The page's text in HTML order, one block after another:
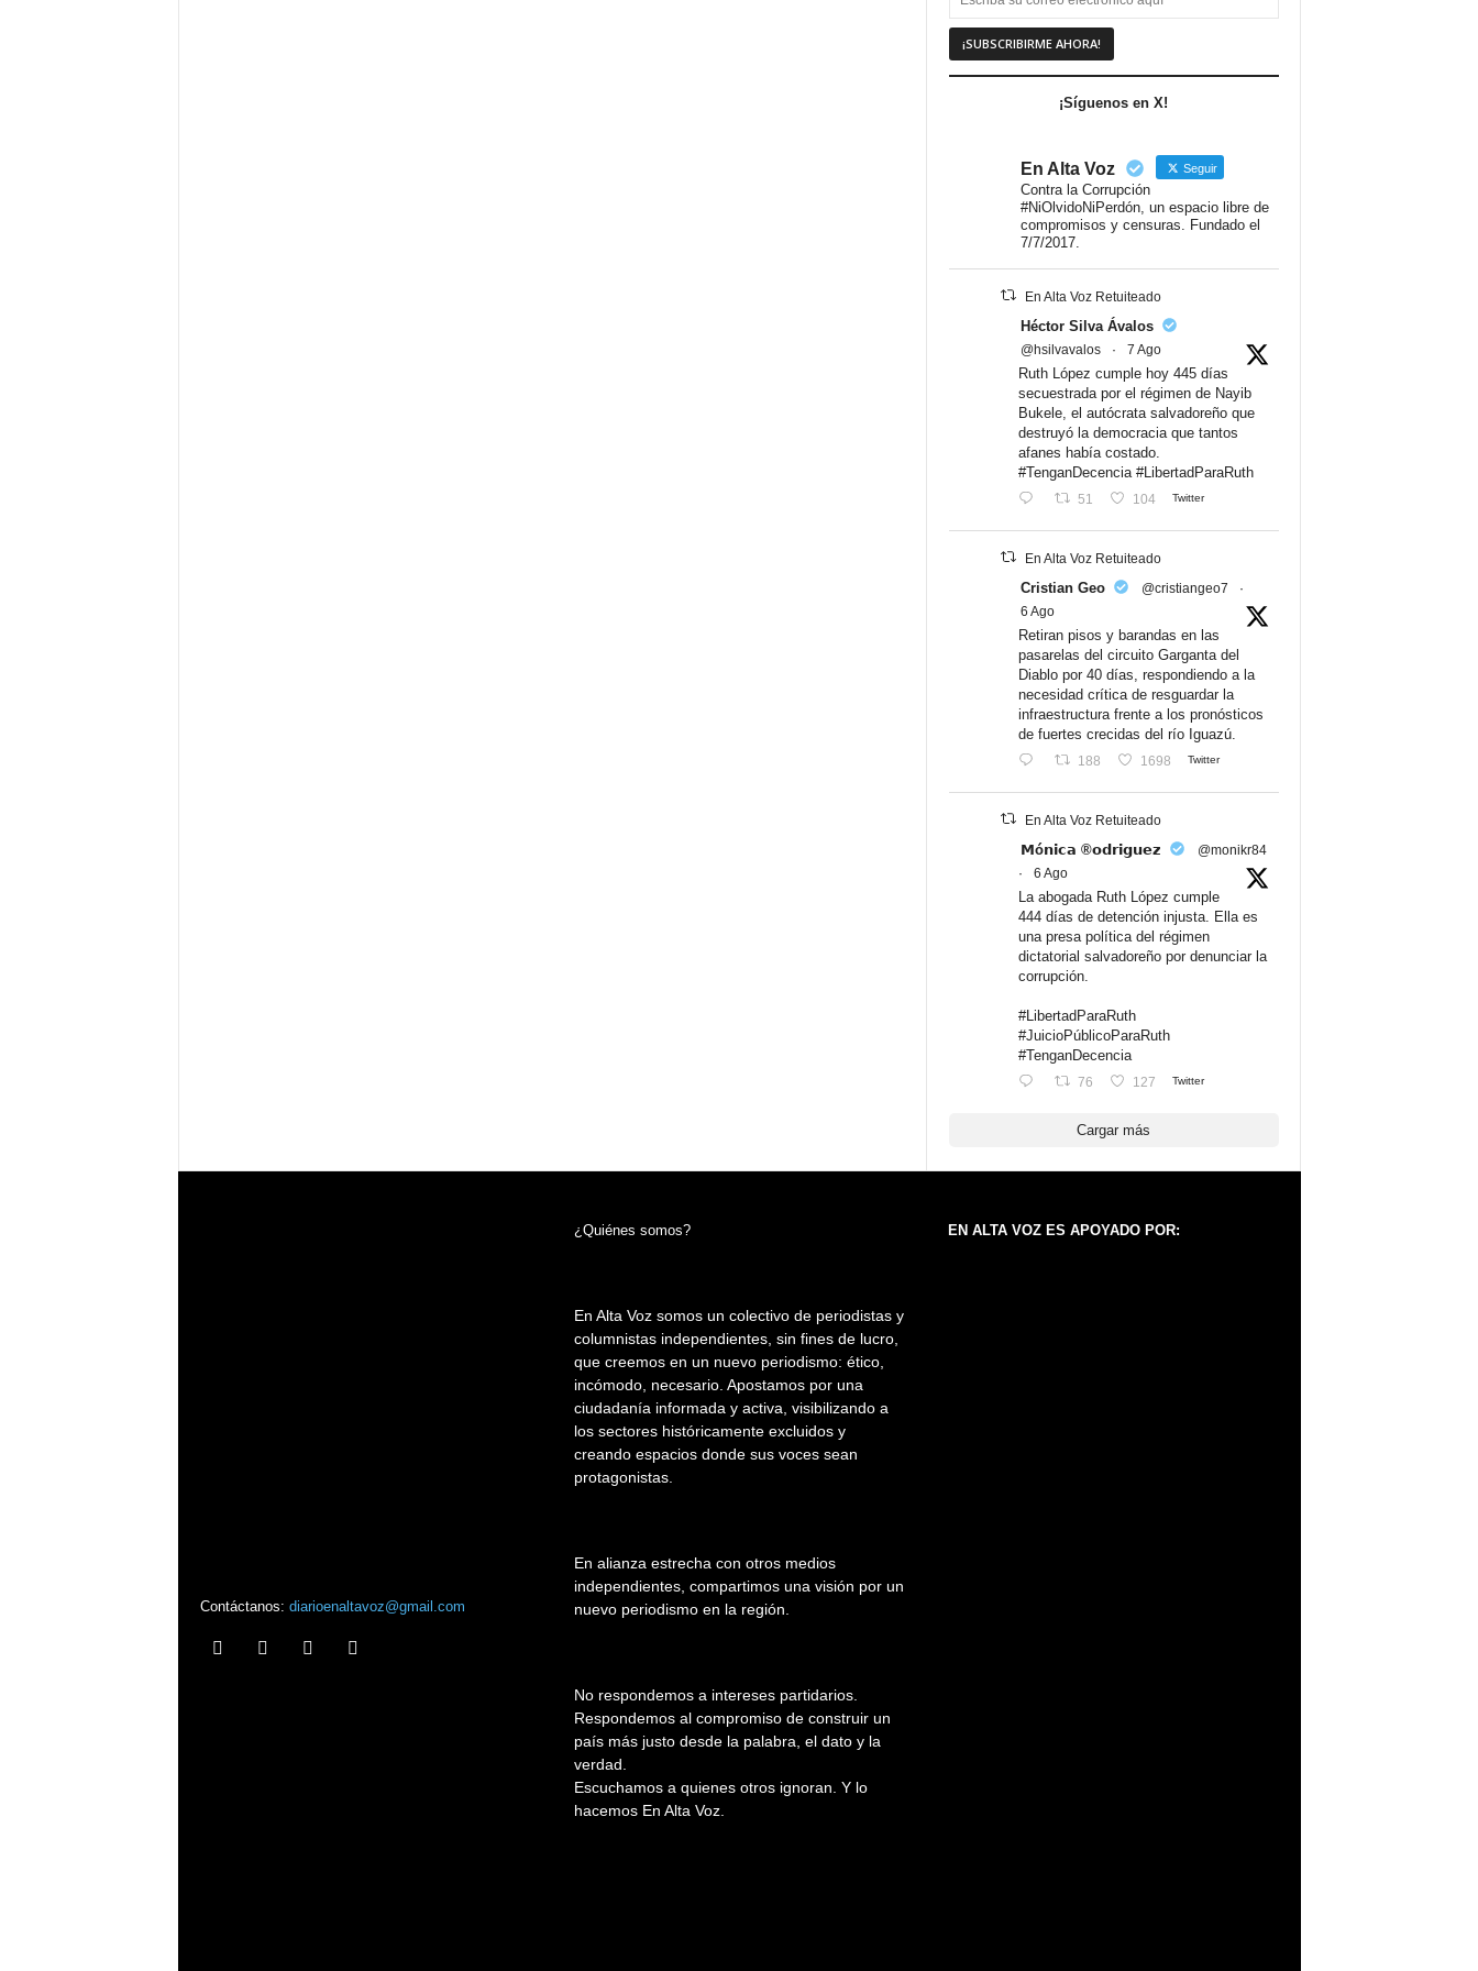
¡Síguenos en X!
En Alta Voz Seguir
Contra la Corrupción
#NiOlvidoNiPerdón, un espacio libre de
compromisos y censuras. Fundado el
7/7/2017.
En Alta Voz Retuiteado
Héctor Silva Ávalos
@hsilvavalos · 7 Ago
Ruth López cumple hoy 445 días
secuestrada por el régimen de Nayib
Bukele, el autócrata salvadoreño que
destruyó la democracia que tantos
afanes había costado.
#TenganDecencia #LibertadParaRuth
51 104 Twitter
En Alta Voz Retuiteado
Cristian Geo @cristiangeo7
·
6 Ago
Retiran pisos y barandas en las
pasarelas del circuito Garganta del
Diablo por 40 días, respondiendo a la
necesidad crítica de resguardar la
infraestructura frente a los pronósticos
de fuertes crecidas del río Iguazú.
188 1698 Twitter
En Alta Voz Retuiteado
𝗠ó𝗻𝗶𝗰𝗮 ®𝗼𝗱𝗿𝗶𝗴𝘂𝗲𝘇
@monikr84
·
6 Ago
La abogada Ruth López cumple
444 días de detención injusta. Ella es
una presa política del régimen
dictatorial salvadoreño por denunciar la
corrupción.
#LibertadParaRuth
#JuicioPúblicoParaRuth
#TenganDecencia
76 127 Twitter
Cargar más
Contáctanos: diarioenaltavoz@gmail.com
¿Quiénes somos?
En Alta Voz somos un colectivo de periodistas y
columnistas independientes, sin fines de lucro,
que creemos en un nuevo periodismo: ético,
incómodo, necesario. Apostamos por una
ciudadanía informada y activa, visibilizando a
los sectores históricamente excluidos y
creando espacios donde sus voces sean
protagonistas.
En alianza estrecha con otros medios
independientes, compartimos una visión por un
nuevo periodismo en la región.
No respondemos a intereses partidarios.
Respondemos al compromiso de construir un
país más justo desde la palabra, el dato y la
verdad.
Escuchamos a quienes otros ignoran. Y lo
hacemos En Alta Voz.
EN ALTA VOZ ES APOYADO POR: